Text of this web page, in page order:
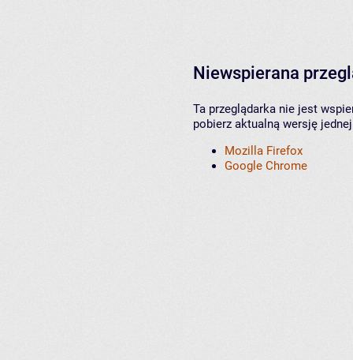
Niewspierana
Ta przeglądarka nie jest
pobierz aktualną wersję
Mozilla Firefox
Google Chrome